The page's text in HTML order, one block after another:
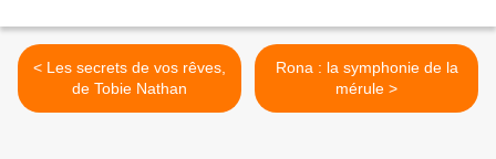
< Les secrets de vos rêves,
de Tobie Nathan
Rona : la symphonie de la
mérule >